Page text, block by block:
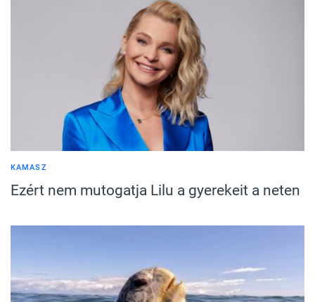
KAMASZ
Ezért nem mutogatja Lilu a gyerekeit a neten